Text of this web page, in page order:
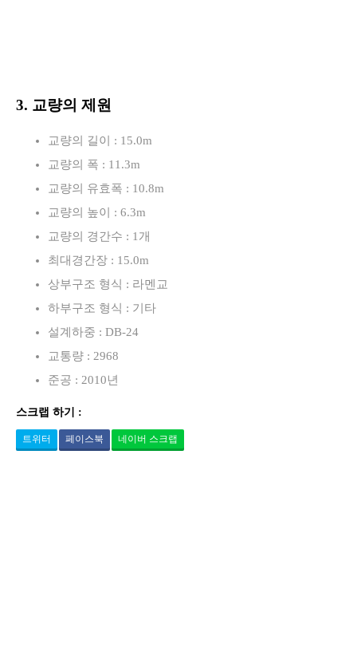
3. 교량의 제원
교량의 길이 : 15.0m
교량의 폭 : 11.3m
교량의 유효폭 : 10.8m
교량의 높이 : 6.3m
교량의 경간수 : 1개
최대경간장 : 15.0m
상부구조 형식 : 라멘교
하부구조 형식 : 기타
설계하중 : DB-24
교통량 : 2968
준공 : 2010년
스크랩 하기 :
트위터 페이스북 네이버 스크랩